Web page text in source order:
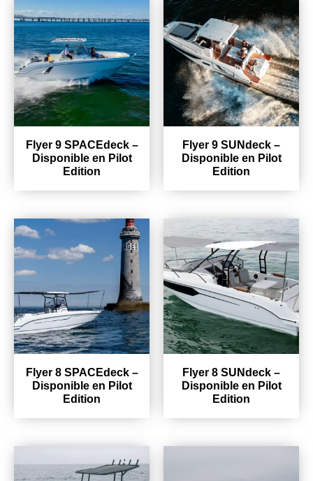
Flyer 9 SPACEdeck –
Disponible en Pilot
Edition
Flyer 9 SUNdeck –
Disponible en Pilot
Edition
Flyer 8 SPACEdeck –
Disponible en Pilot
Edition
Flyer 8 SUNdeck –
Disponible en Pilot
Edition